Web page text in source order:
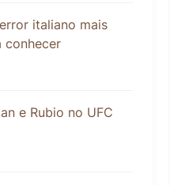
italiano mais
conhecer
e Rubio no UFC